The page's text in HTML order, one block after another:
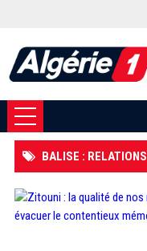
BALISE : RELATIONS